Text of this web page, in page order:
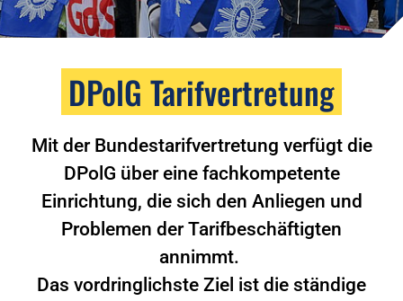
DPolG Tarifvertretung
Mit der Bundestarifvertretung verfügt die
DPolG über eine fachkompetente
Einrichtung, die sich den Anliegen und
Problemen der Tarifbeschäftigten
annimmt.
Das vordringlichste Ziel ist die ständige